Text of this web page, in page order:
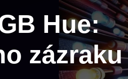
Hue:
zázraku